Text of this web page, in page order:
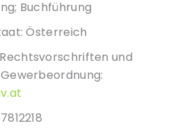
Buchführung
Österreich
und